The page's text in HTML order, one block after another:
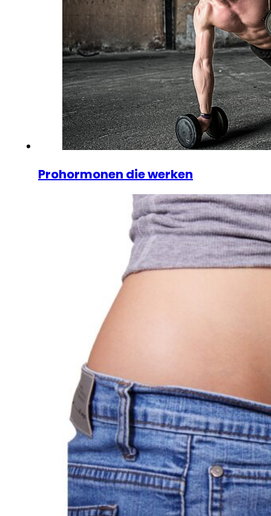
Prohormonen die werken